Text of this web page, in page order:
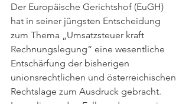
Der Europäische Gerichtshof (EuGH)
hat in seiner jüngsten Entscheidung
zum Thema „Umsatzsteuer kraft
Rechnungslegung“ eine wesentliche
Entschärfung der bisherigen
unionsrechtlichen und österreichischen
Rechtslage zum Ausdruck gebracht.